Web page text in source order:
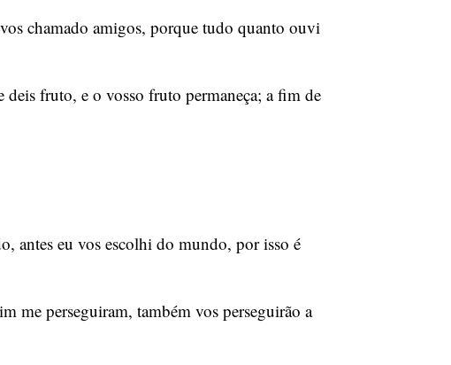
chamado amigos, porque tudo quanto ouvi
deis fruto, e o vosso fruto permaneça; a fim de
antes eu vos escolhi do mundo, por isso é
me perseguiram, também vos perseguirão a